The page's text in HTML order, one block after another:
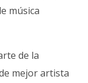
música
de la
mejor artista